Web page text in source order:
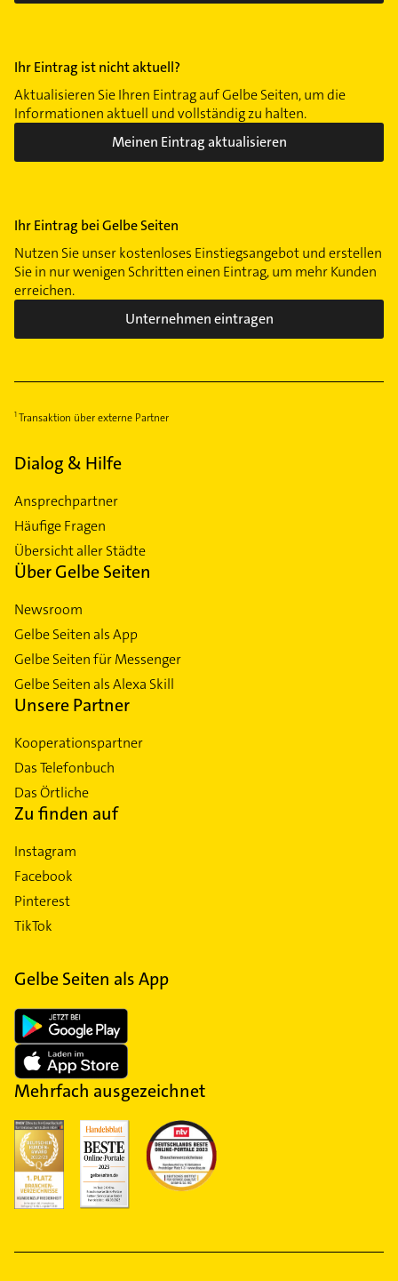
Ihr Eintrag ist nicht aktuell?
Aktualisieren Sie Ihren Eintrag auf Gelbe Seiten, um die
Informationen aktuell und vollständig zu halten.
Meinen Eintrag aktualisieren
Ihr Eintrag bei Gelbe Seiten
Nutzen Sie unser kostenloses Einstiegsangebot und erstellen
Sie in nur wenigen Schritten einen Eintrag, um mehr Kunden
erreichen.
Unternehmen eintragen
Transaktion über externe Partner
Dialog & Hilfe
Ansprechpartner
Häufige Fragen
Übersicht aller Städte
Über Gelbe Seiten
Newsroom
Gelbe Seiten als App
Gelbe Seiten für Messenger
Gelbe Seiten als Alexa Skill
Unsere Partner
Kooperationspartner
Das Telefonbuch
Das Örtliche
Zu finden auf
Instagram
Facebook
Pinterest
TikTok
Gelbe Seiten als App
Mehrfach ausgezeichnet